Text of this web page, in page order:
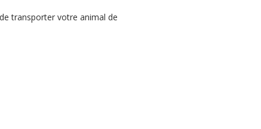
transporter votre animal de